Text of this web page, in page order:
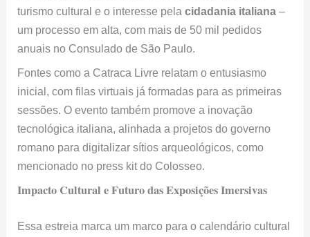
turismo cultural e o interesse pelacidadania italiana –
um processo em alta, com mais de 50 mil pedidos
anuais no Consulado de São Paulo.
Fontes como a Catraca Livre relatam o entusiasmo
inicial, com filas virtuais já formadas para as primeiras
sessões. O evento também promove a inovação
tecnológica italiana, alinhada a projetos do governo
romano para digitalizar sítios arqueológicos, como
mencionado no press kit do Colosseo.
Impacto Cultural e Futuro das Exposições Imersivas
Essa estreia marca um marco para o calendário cultural